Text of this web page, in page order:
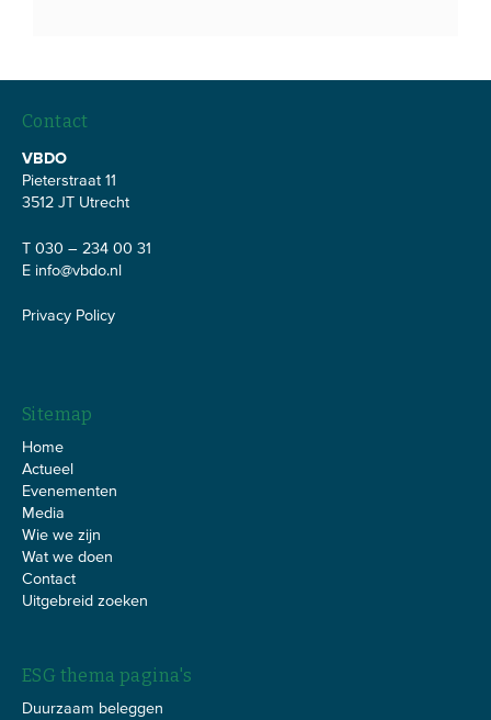
Contact
VBDO
Pieterstraat 11
3512 JT Utrecht
T 030 – 234 00 31
E info@vbdo.nl
Privacy Policy
Sitemap
Home
Actueel
Evenementen
Media
Wie we zijn
Wat we doen
Contact
Uitgebreid zoeken
ESG thema pagina's
Duurzaam beleggen